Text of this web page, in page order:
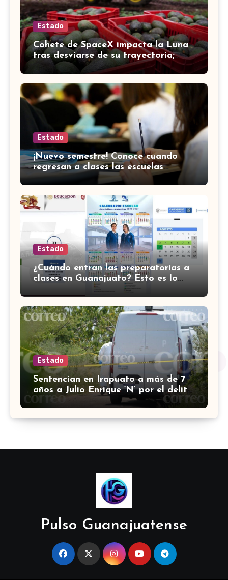
Estado
Cohete de SpaceX impacta la Luna
tras desviarse de su trayectoria;
científicos confirman el choque
Estado
¡Nuevo semestre! Conoce cuando
regresan a clases las escuelas
normales en Guanajuato
Estado
¿Cuándo entran las preparatorias a
clases en Guanajuato? Esto es lo
Estado
Sentencian en Irapuato a más de 7
años a Julio Enrique ‘N’ por el delito
de robo con violencia
Pulso Guanajuatense